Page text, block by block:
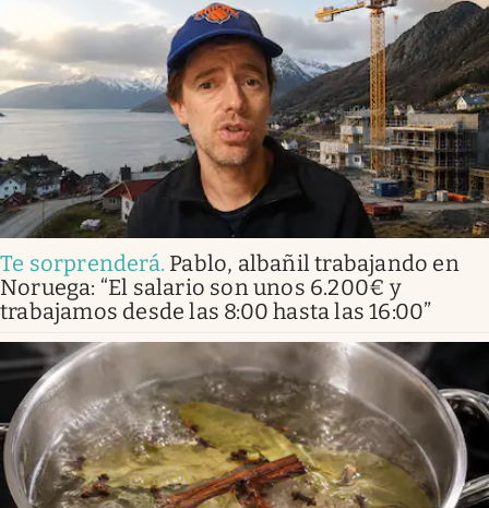
Te sorprenderá. Pablo, albañil trabajando en
Noruega: “El salario son unos 6.200€ y
trabajamos desde las 8:00 hasta las 16:00”